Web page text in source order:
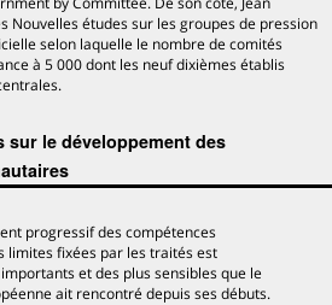
Nouvelles études sur les groupes de pression
selon laquelle le nombre de comités
à 5 000 dont les neuf dixièmes établis
sur le développement des
progressif des compétences
limites fixées par les traités est
et des plus sensibles que le
ait rencontré depuis ses débuts.